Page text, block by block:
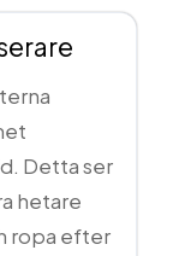
Detta ser
hetare
ropa efter